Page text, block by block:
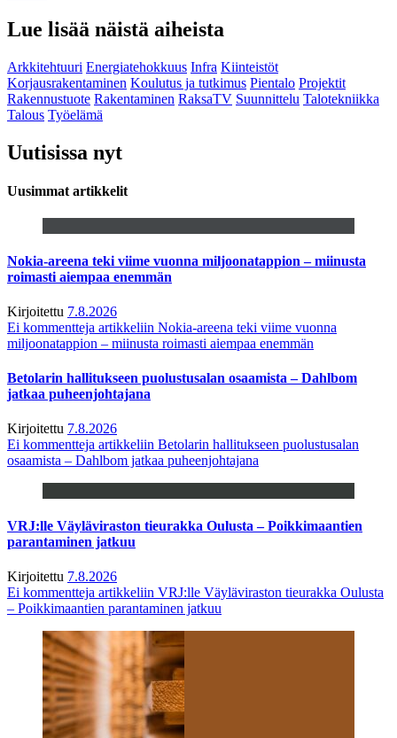
Lue lisää näistä aiheista
Arkkitehtuuri Energiatehokkuus Infra Kiinteistöt
Korjausrakentaminen Koulutus ja tutkimus Pientalo Projektit
Rakennustuote Rakentaminen RaksaTV Suunnittelu Talotekniikka
Talous Työelämä
Uutisissa nyt
Uusimmat artikkelit
Nokia-areena teki viime vuonna miljoonatappion – miinusta
roimasti aiempaa enemmän
Kirjoitettu 7.8.2026
Ei kommentteja artikkeliin Nokia-areena teki viime vuonna
miljoonatappion – miinusta roimasti aiempaa enemmän
Betolarin hallitukseen puolustusalan osaamista – Dahlbom
jatkaa puheenjohtajana
Kirjoitettu 7.8.2026
Ei kommentteja artikkeliin Betolarin hallitukseen puolustusalan
osaamista – Dahlbom jatkaa puheenjohtajana
VRJ:lle Väyläviraston tieurakka Oulusta – Poikkimaantien
parantaminen jatkuu
Kirjoitettu 7.8.2026
Ei kommentteja artikkeliin VRJ:lle Väyläviraston tieurakka Oulusta
– Poikkimaantien parantaminen jatkuu